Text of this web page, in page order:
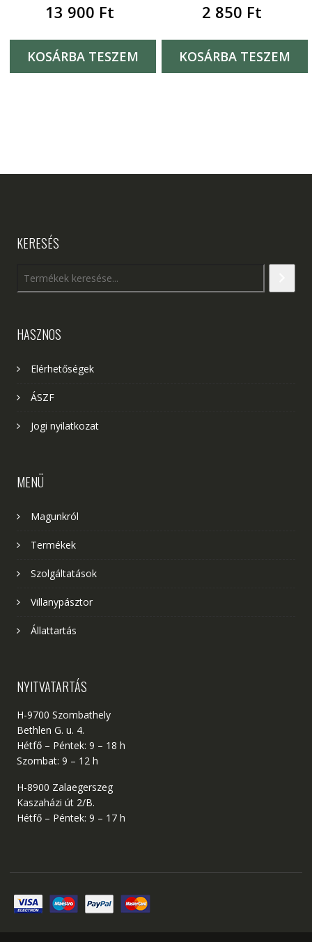
13 900 Ft
KOSÁRBA TESZEM
2 850 Ft
KOSÁRBA TESZEM
KERESÉS
HASZNOS
Elérhetőségek
ÁSZF
Jogi nyilatkozat
MENÜ
Magunkról
Termékek
Szolgáltatások
Villanypásztor
Állattartás
NYITVATARTÁS
H-9700 Szombathely
Bethlen G. u. 4.
Hétfő – Péntek: 9 – 18 h
Szombat: 9 – 12 h
H-8900 Zalaegerszeg
Kaszaházi út 2/B.
Hétfő – Péntek: 9 – 17 h